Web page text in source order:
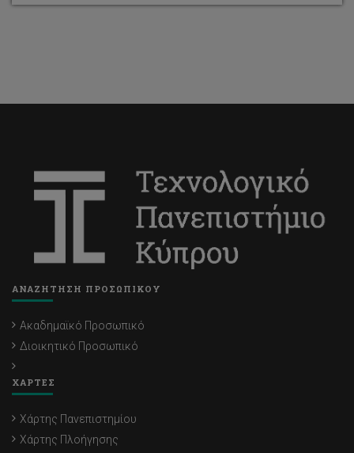
ΑΝΑΖΗΤΗΣΗ ΠΡΟΣΩΠΙΚΟΥ
Ακαδημαϊκό Προσωπικό
Διοικητικό Προσωπικό
ΧΑΡΤΕΣ
Χάρτης Πανεπιστημίου
Χάρτης Πλοήγησης